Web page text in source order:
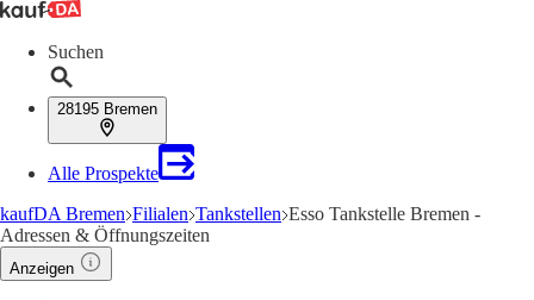
Suchen
28195 Bremen
Alle Prospekte
kaufDA Bremen Filialen Tankstellen Esso Tankstelle Bremen -
Adressen & Öffnungszeiten
Anzeigen